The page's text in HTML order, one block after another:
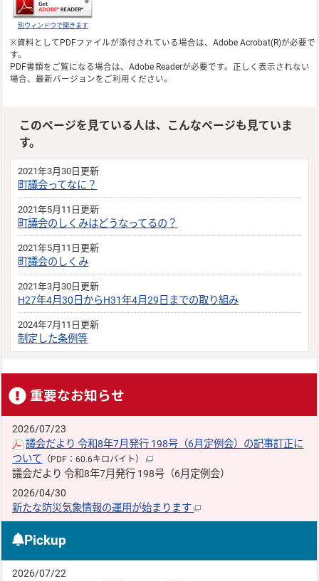
別ウィンドウで開きます
※資料としてPDFファイルが添付されている場合は、Adobe Acrobat(R)が必要で
す。
PDF書類をご覧になる場合は、Adobe Readerが必要です。正しく表示されない
場合、最新バージョンをご利用ください。
このページを見ている人は、こんなページも見ていま
す。
2021年3月30日更新
町議会ってなに？
2021年5月11日更新
町議会のしくみはどうなってるの？
2021年5月11日更新
町議会のしくみ
2021年3月30日更新
H27年4月30日からH31年4月29日までの取り組み
2024年7月11日更新
制定した条例等
重要なお知らせ
2026/07/23
議会だより 令和8年7月発行 198号（6月定例会）の記事訂正に
ついて （PDF：60.6キロバイト）
議会だより 令和8年7月発行 198号（6月定例会）
2026/04/30
新たな防災気象情報の運用が始まります
Pickup
2026/07/22